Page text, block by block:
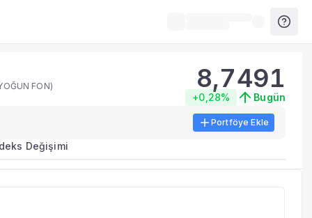
metrikleri listelenir.
benzer fonları inceleyebilirsiniz.
FON)
8,7491
+0,28% Bugün
Portföye Ekle
Değişimi